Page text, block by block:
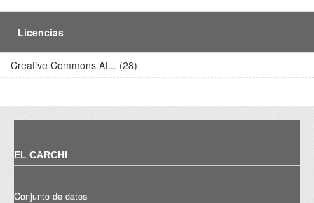
Licencias
Creative Commons At... (28)
EL CARCHI
Conjunto de datos